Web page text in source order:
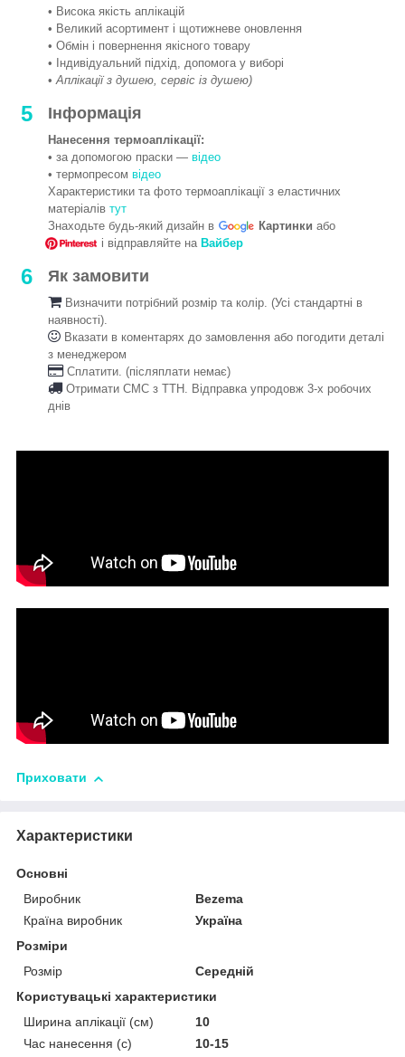
• Висока якість аплікацій
• Великий асортимент і щотижневе оновлення
• Обмін і повернення якісного товару
• Індивідуальний підхід, допомога у виборі
•Аплікації з душею, сервіс із душею)
5 Інформація
Нанесення термоаплікації:
• за допомогою праски — відео
• термопресом відео
Характеристики та фото термоаплікації з еластичних
матеріалів тут
Знаходьте будь-який дизайн в
Картинки або
і відправляйте на Вайбер
6 Як замовити
Визначити потрібний розмір та колір. (Усі стандартні в
наявності).
Вказати в коментарях до замовлення або погодити деталі
з менеджером
Сплатити. (післяплати немає)
Отримати СМС з ТТН. Відправка упродовж 3-х робочих
днів
Приховати
Характеристики
Основні
Виробник
Bezema
Країна виробник
Україна
Розміри
Розмір
Середній
Користувацькі характеристики
Ширина аплікації (см)
10
Час нанесення (с)
10-15